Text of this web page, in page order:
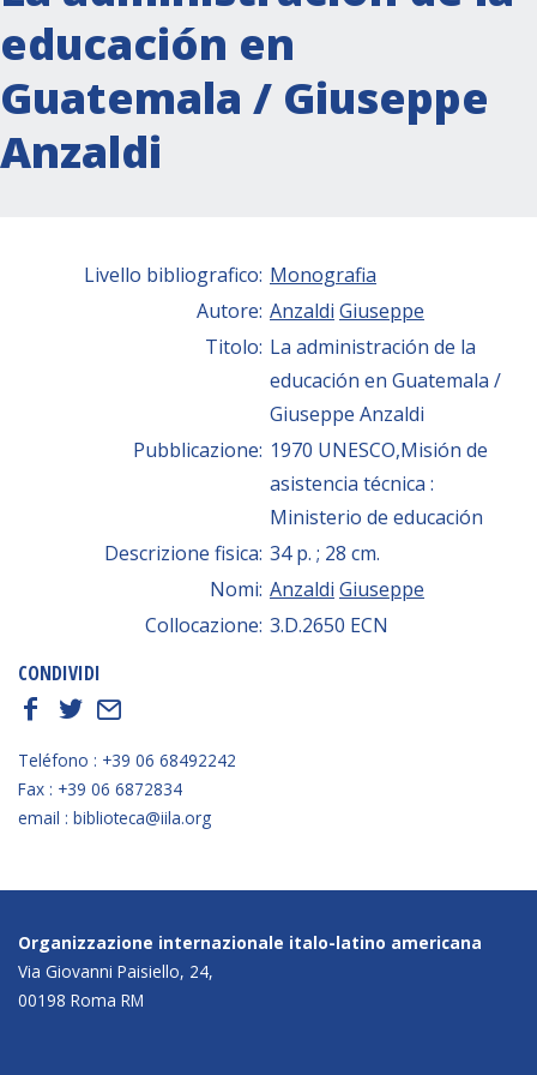
educación en
Guatemala / Giuseppe
Anzaldi
Livello bibliografico: Monografia
Autore: Anzaldi Giuseppe
Titolo: La administración de la
educación en Guatemala /
Giuseppe Anzaldi
Pubblicazione: 1970 UNESCO,Misión de
asistencia técnica :
Ministerio de educación
Descrizione fisica: 34 p. ; 28 cm.
Nomi: Anzaldi Giuseppe
Collocazione: 3.D.2650 ECN
CONDIVIDI
f
t E
Teléfono : +39 06 68492242
Fax : +39 06 6872834
email : biblioteca@iila.org
Organizzazione internazionale italo-latino americana
Via Giovanni Paisiello, 24,
00198 Roma RM